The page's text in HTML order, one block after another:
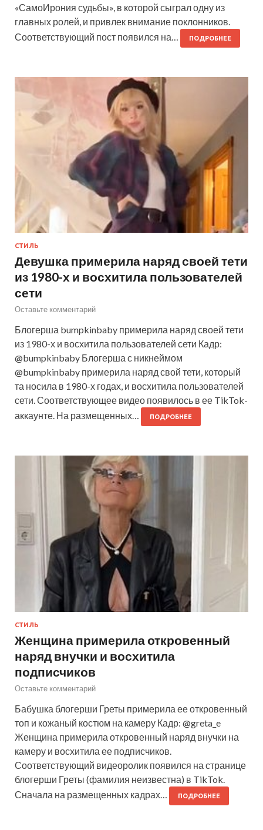
«СамоИрония судьбы», в которой сыграл одну из
главных ролей, и привлек внимание поклонников.
Соответствующий пост появился на…
ПОДРОБНЕЕ
СТИЛЬ
Девушка примерила наряд своей тети
из 1980-х и восхитила пользователей
сети
Оставьте комментарий
Блогерша bumpkinbaby примерила наряд своей тети
из 1980-х и восхитила пользователей сети Кадр:
@bumpkinbaby Блогерша с никнеймом
@bumpkinbaby примерила наряд свой тети, который
та носила в 1980-х годах, и восхитила пользователей
сети. Соответствующее видео появилось в ее TikTok-
аккаунте. На размещенных…
ПОДРОБНЕЕ
СТИЛЬ
Женщина примерила откровенный
наряд внучки и восхитила
подписчиков
Оставьте комментарий
Бабушка блогерши Греты примерила ее откровенный
топ и кожаный костюм на камеру Кадр: @greta_e
Женщина примерила откровенный наряд внучки на
камеру и восхитила ее подписчиков.
Соответствующий видеоролик появился на странице
блогерши Греты (фамилия неизвестна) в TikTok.
Сначала на размещенных кадрах…
ПОДРОБНЕЕ